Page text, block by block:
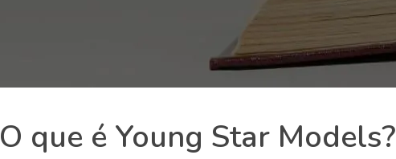
O que é Young Star Models?